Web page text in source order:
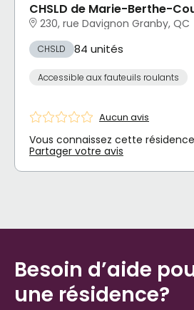
CHSLD de Marie-Berthe-
230, rue Davignon Granby, QC
CHSLD 84 unités
Accessible aux fauteuils roulants
Aucun avis
Vous connaissez cette
Partager votre avis
Besoin d’aide
une résidence?